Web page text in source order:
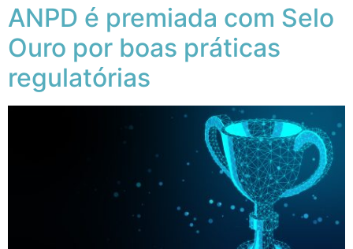
ANPD é premiada com Selo
Ouro por boas práticas
regulatórias